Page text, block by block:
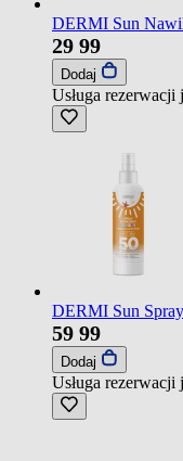
DERMI Sun
29 99
Dodaj
Usługa rezerwacji
DERMI Sun
59 99
Dodaj
Usługa rezerwacji